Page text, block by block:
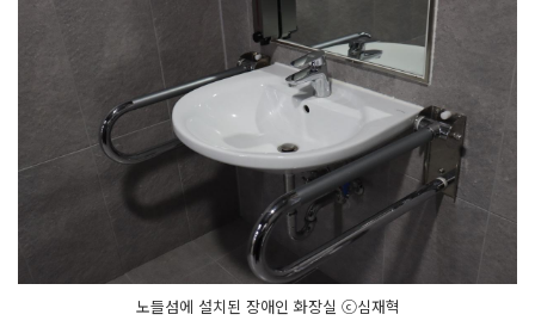
노들섬에 설치된 장애인 화장실 ⓒ심재혁